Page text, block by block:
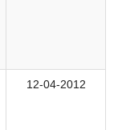
12-04-2012